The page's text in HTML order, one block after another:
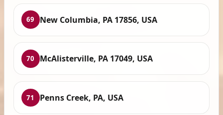
69 New Columbia, PA 17856, USA
70 McAlisterville, PA 17049, USA
71 Penns Creek, PA, USA